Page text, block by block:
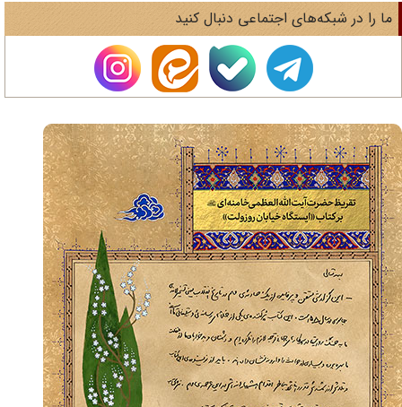
را در شبکه‌های اجتماعی دنبال کنید